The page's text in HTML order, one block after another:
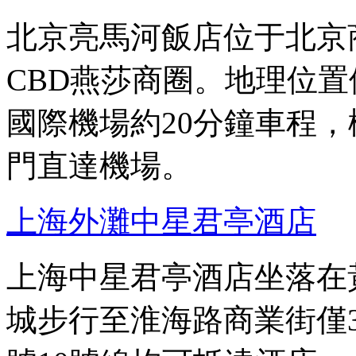
北京亮馬河飯店位于北
CBD燕莎商圈。地理位
國際機場約20分鐘車程
門直達機場。
上海外灘中星君亭酒店
上海中星君亭酒店坐落
城步行至淮海路商業街